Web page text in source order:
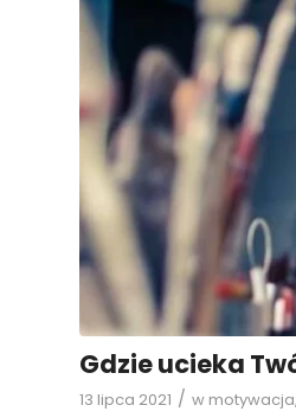
Gdzie ucieka
13 lipca 2021 / w motywacja,